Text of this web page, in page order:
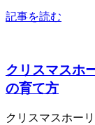
記事を読む
クリスマスホ
の育て方
クリスマスホー